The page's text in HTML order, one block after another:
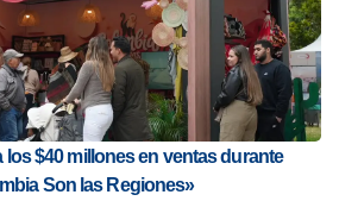
los $40 millones en ventas durante
Son las Regiones»